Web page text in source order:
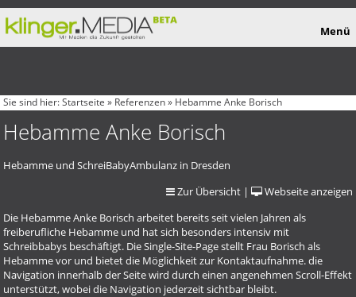
Menü
Sie sind hier: Startseite » Referenzen» Hebamme Anke Borisch
Hebamme Anke Borisch
Hebamme und SchreiBabyAmbulanz in Dresden
Zur Übersicht|
Webseite anzeigen
Die Hebamme Anke Borisch arbeitet bereits seit vielen Jahren als
freiberufliche Hebamme und hat sich besonders intensiv mit
Schreibbabys beschäftigt. Die Single-Site-Page stellt Frau Borisch als
Hebamme vor und bietet die Möglichkeit zur Kontaktaufnahme. die
Navigation innerhalb der Seite wird durch einen angenehmen Scroll-Effekt
unterstützt, wobei die Navigation jederzeit sichtbar bleibt.